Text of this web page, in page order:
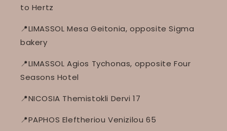
to Hertz
📍LIMASSOL Mesa Geitonia, opposite Sigma
bakery
📍LIMASSOL Agios Tychonas, opposite Four
Seasons Hotel
📍NICOSIA Themistokli Dervi 17
📍PAPHOS Eleftheriou Venizilou 65